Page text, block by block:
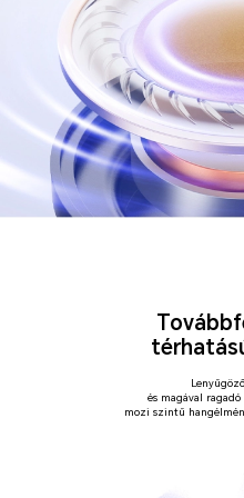
és magával
mozi szintű